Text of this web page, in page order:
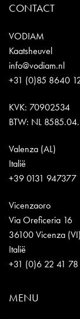
CONTACT
VODIAM
Kaatsheuvel
info@vodiam.nl
+31 (0)85 8640
KVK: 70902534
BTW: NL
Valenza (AL)
Italië
+39 0131 947377
Vicenzaoro
Via Oreficeria 16
36100 Vicenza (VI)
Italië
+31 (0)6 22 41 78
MENU